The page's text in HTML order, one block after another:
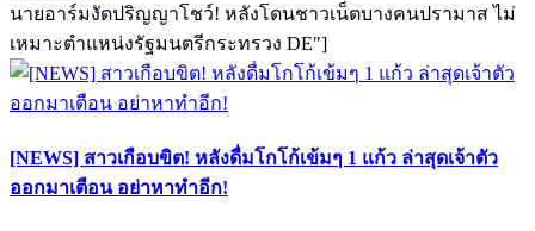
นายอาร์มงัดปริญญาโชว์! หลังโดนชาวเน็ตบางคนปรามาส ไม่
เหมาะตำแหน่งรัฐมนตรีกระทรวง DE"]
[NEWS] สาวเกือบขิต! หลังดื่มโกโก้เข้มๆ 1 แก้ว ล่าสุดเจ้าตัว
ออกมาเตือน อย่าหาทำอีก!